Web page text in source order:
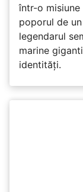
într-o misiune
poporul de
legendarul
marine
identități.